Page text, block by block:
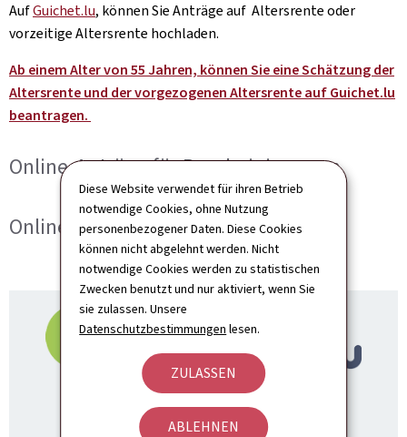
Diese Website verwendet für ihren Betrieb
notwendige Cookies, ohne Nutzung
personenbezogener Daten. Diese Cookies
können nicht abgelehnt werden. Nicht
notwendige Cookies werden zu statistischen
Zwecken benutzt und nur aktiviert, wenn Sie
sie zulassen. Unsere
Datenschutzbestimmungen lesen.
ZULASSEN
ABLEHNEN
AufGuichet.lu, können Sie Anträge auf Altersrente oder
vorzeitige Altersrente hochladen.
Ab einem Alter von 55 Jahren, können Sie eine Schätzung der
Altersrente und der vorgezogenen Altersrente auf Guichet.lu
beantragen.
Online-Anträge für Bescheinigungen
Online-Anrtäge für eine Rente